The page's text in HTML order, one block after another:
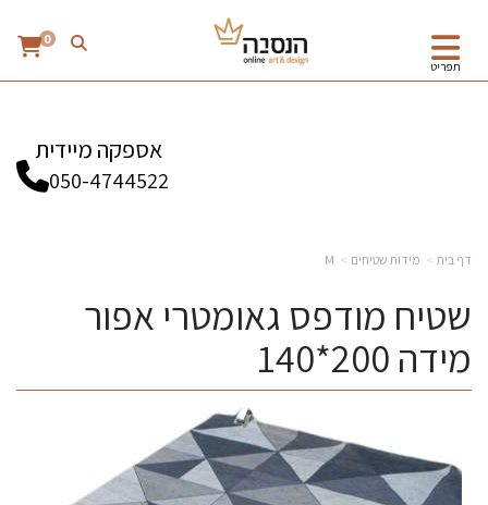
תפריט
0
אספקה מיידית
050-4744522
דף בית מידות שטיחים M
שטיח מודפס גאומטרי אפור
מידה 200*140